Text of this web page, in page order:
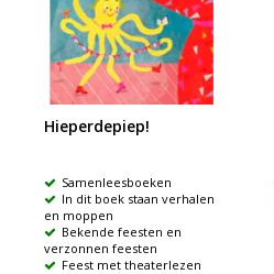
Hieperdepiep!
Samenleesboeken
In dit boek staan verhalen
en moppen
Bekende feesten en
verzonnen feesten
Feest met theaterlezen